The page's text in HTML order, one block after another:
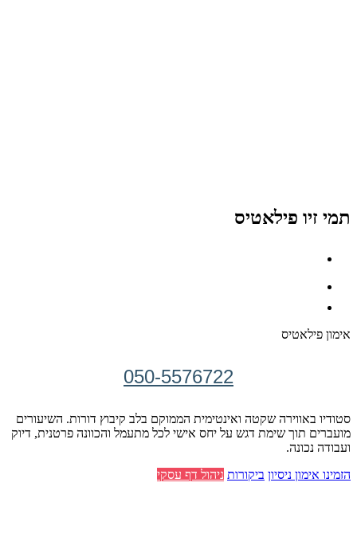
תמי זיו פילאטיס
אימון פילאטיס
050-5576722
סטודיו באווירה שקטה ואינטימית הממוקם בלב קיבוץ דורות. השיעורים
מועברים תוך שימת דגש על יחס אישי לכל מתעמל והכוונה פרטנית, דיוק
ועבודה נכונה.
הזמינו אימון ניסיון ביקורות ניהול דף עסקי